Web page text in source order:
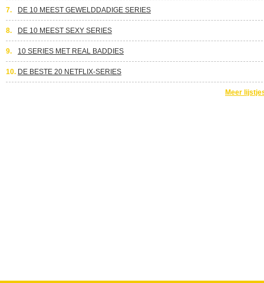
7. DE 10 MEEST GEWELDDADIGE SERIES
8. DE 10 MEEST SEXY SERIES
9. 10 SERIES MET REAL BADDIES
10. DE BESTE 20 NETFLIX-SERIES
Meer